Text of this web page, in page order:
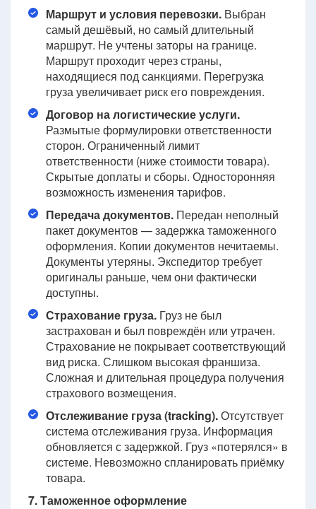
Маршрут и условия перевозки. Выбран
самый дешёвый, но самый длительный
маршрут. Не учтены заторы на границе.
Маршрут проходит через страны,
находящиеся под санкциями. Перегрузка
груза увеличивает риск его повреждения.
Договор на логистические услуги.
Размытые формулировки ответственности
сторон. Ограниченный лимит
ответственности (ниже стоимости товара).
Скрытые доплаты и сборы. Односторонняя
возможность изменения тарифов.
Передача документов. Передан неполный
пакет документов — задержка таможенного
оформления. Копии документов нечитаемы.
Документы утеряны. Экспедитор требует
оригиналы раньше, чем они фактически
доступны.
Страхование груза. Груз не был
застрахован и был повреждён или утрачен.
Страхование не покрывает соответствующий
вид риска. Слишком высокая франшиза.
Сложная и длительная процедура получения
страхового возмещения.
Отслеживание груза (tracking).Отсутствует
система отслеживания груза. Информация
обновляется с задержкой. Груз «потерялся» в
системе. Невозможно спланировать приёмку
товара.
7. Таможенное оформление